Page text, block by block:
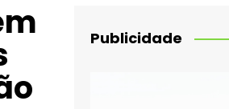
Publicidade